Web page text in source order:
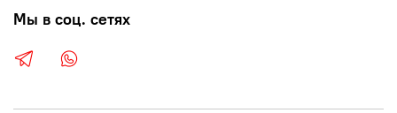
Мы в соц. сетях